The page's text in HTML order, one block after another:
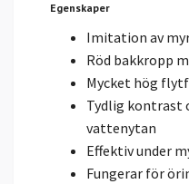
Egenskaper
Imitation av
Röd bakkropp
Mycket hög
Tydlig kontrast
vattenytan
Effektiv under
Fungerar för